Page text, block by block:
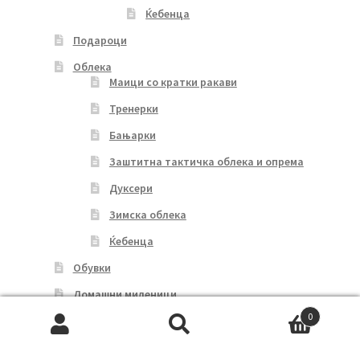
Ќебенца
Подароци
Облека
Маици со кратки ракави
Тренерки
Бањарки
Заштитна тактичка облека и опрема
Дуксери
Зимска облека
Ќебенца
Обувки
Домашни миленици
Мој профил
0